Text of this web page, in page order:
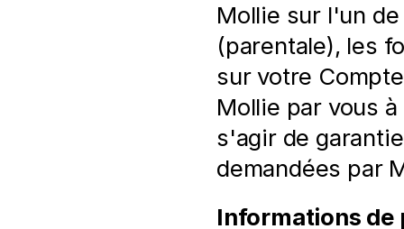
Mollie sur l'un
(parentale), les
sur votre
Mollie par vous
s'agir de
demandées par
Informations de